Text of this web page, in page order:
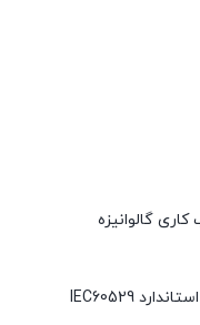
گالوانیزه